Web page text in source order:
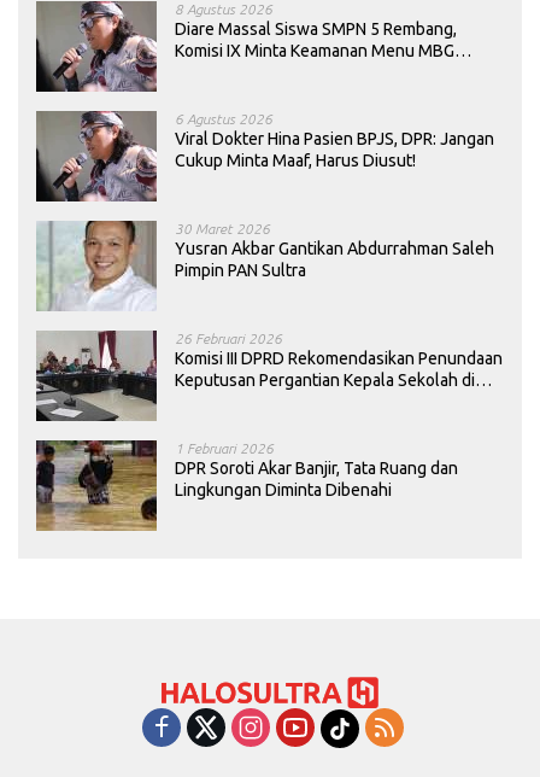
8 Agustus 2026
Diare Massal Siswa SMPN 5 Rembang,
Komisi IX Minta Keamanan Menu MBG
6 Agustus 2026
Viral Dokter Hina Pasien BPJS, DPR: Jangan
Cukup Minta Maaf, Harus Diusut!
30 Maret 2026
Yusran Akbar Gantikan Abdurrahman Saleh
Pimpin PAN Sultra
26 Februari 2026
Komisi III DPRD Rekomendasikan Penundaan
Keputusan Pergantian Kepala Sekolah di
1 Februari 2026
DPR Soroti Akar Banjir, Tata Ruang dan
Lingkungan Diminta Dibenahi